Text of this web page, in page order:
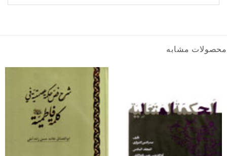
محصولات مشابه